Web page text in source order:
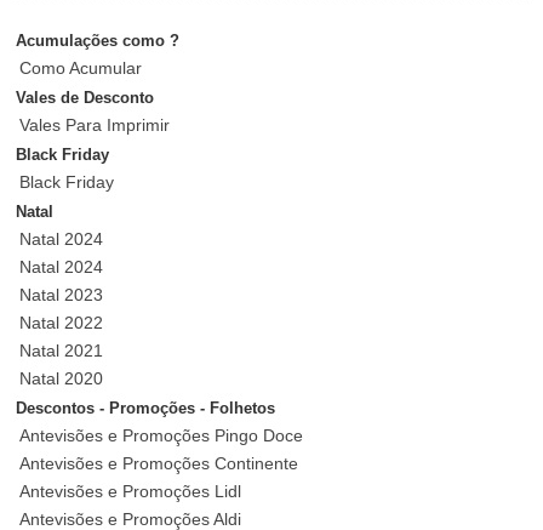
Acumulações como ?
Como Acumular
Vales de Desconto
Vales Para Imprimir
Black Friday
Black Friday
Natal
Natal 2024
Natal 2024
Natal 2023
Natal 2022
Natal 2021
Natal 2020
Descontos - Promoções - Folhetos
Antevisões e Promoções Pingo Doce
Antevisões e Promoções Continente
Antevisões e Promoções Lidl
Antevisões e Promoções Aldi